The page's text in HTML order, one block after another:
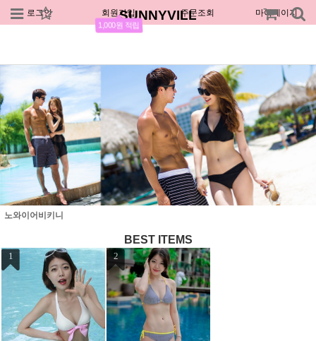
로그인 회원가입
1,000원 적립
주문조회 마이페이지
SUNNYVILL
노와이어비키니
BEST ITEMS
1 2